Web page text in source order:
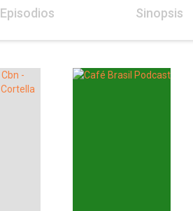
Episodios Sinopsis